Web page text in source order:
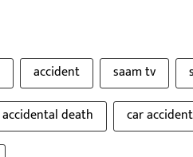
accident saam tv
accidental death car accident